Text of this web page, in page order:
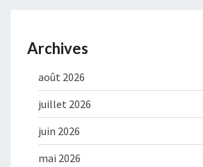
Archives
août 2026
juillet 2026
juin 2026
mai 2026